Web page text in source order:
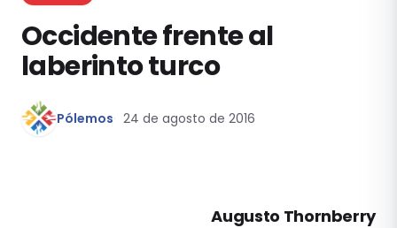
Occidente frente al
laberinto turco
Pólemos 24 de agosto de 2016
Augusto Thornberry